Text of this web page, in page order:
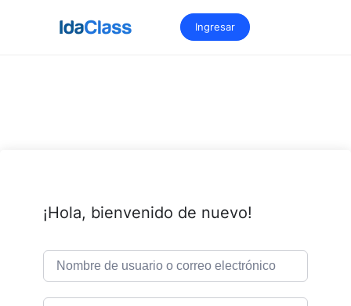
Ingresar
¡Hola, bienvenido de nuevo!